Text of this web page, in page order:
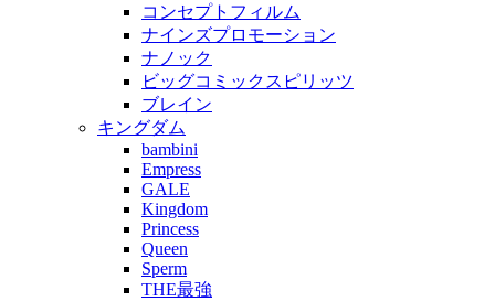
コンセプトフィルム
ナインズプロモーション
ナノック
ビッグコミックスピリッツ
ブレイン
キングダム
bambini
Empress
GALE
Kingdom
Princess
Queen
Sperm
THE最強